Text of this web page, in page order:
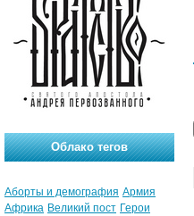
Облако тегов
Аборты и демография Армия
Африка Великий пост Герои